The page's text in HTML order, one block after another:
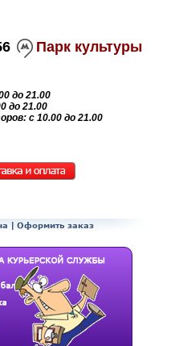
Парк культуры
до 21.00
до 21.00
с 10.00 до 21.00
| Оформить заказ